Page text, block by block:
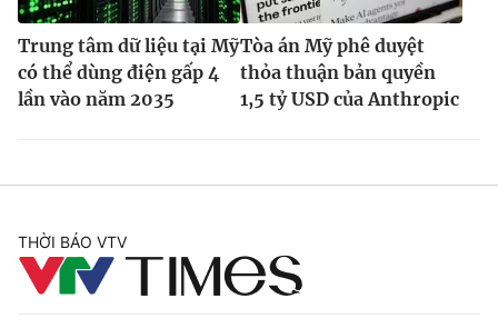
Trung tâm dữ liệu tại Mỹ
có thể dùng điện gấp 4
lần vào năm 2035
Tòa án Mỹ phê duyệt
thỏa thuận bản quyền
1,5 tỷ USD của Anthropic
THỜI BÁO VTV